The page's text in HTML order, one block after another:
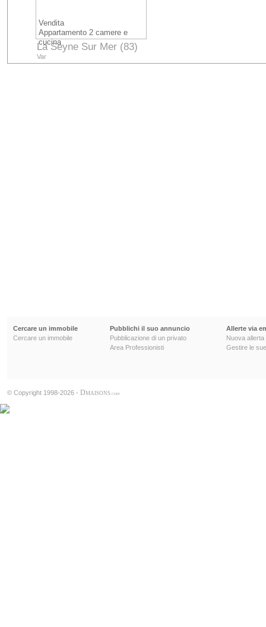
Vendita
Appartamento 2 camere e
cucina
La Seyne Sur Mer (83)
Var
Cercare un immobile
Cercare un immobile
Pubblichi il suo annuncio
Pubblicazione di un privato
Area Professionisti
Allerte via
Nuova allerta
Gestire le
© Copyright 1998-2026 - DMAISONS .COM